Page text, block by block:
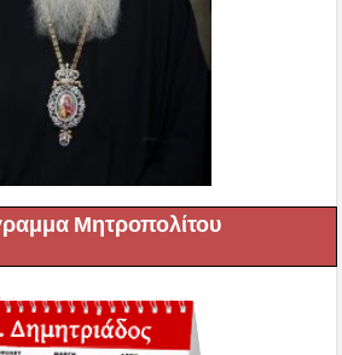
Μητροπολίτου